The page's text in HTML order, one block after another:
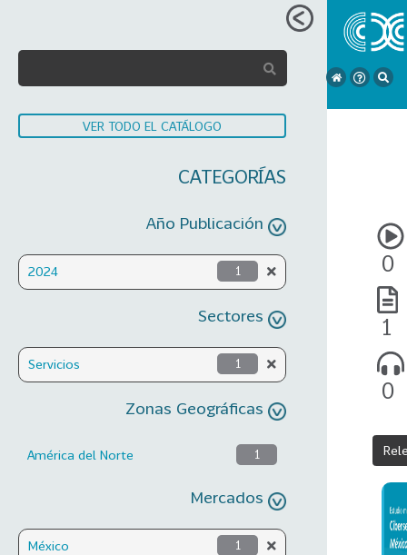
VER TODO EL CATÁLOGO
CATEGORÍAS
Año Publicación
2024 1
Sectores
Servicios 1
Zonas Geográficas
América del Norte 1
Mercados
México 1
0
1
0